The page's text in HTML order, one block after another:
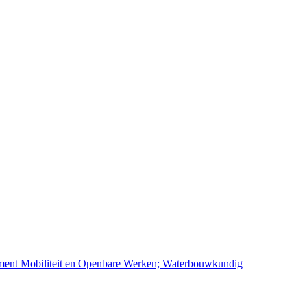
Mobiliteit en Openbare Werken; Waterbouwkundig